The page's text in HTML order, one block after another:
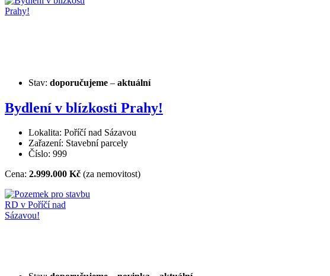
Stav: doporučujeme – aktuální
Bydlení v blízkosti Prahy!
Lokalita: Poříčí nad Sázavou
Zařazení: Stavební parcely
Číslo: 999
Cena: 2.999.000 Kč (za nemovitost)